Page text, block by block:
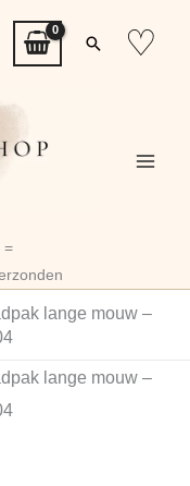
Zoeken
♡
=
lange mouw –
lange mouw –